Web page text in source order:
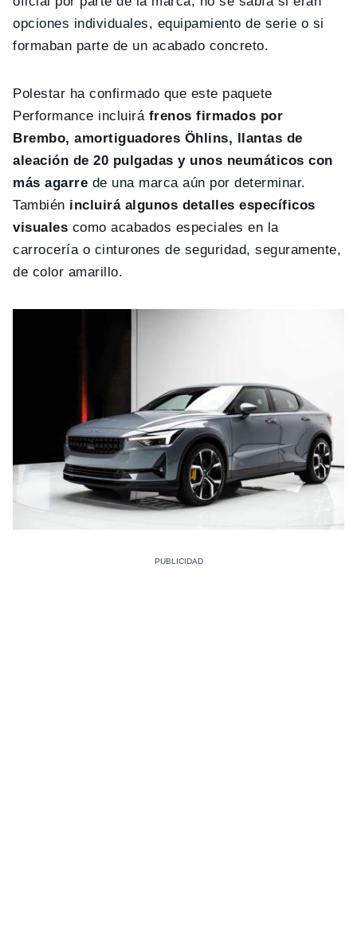
opciones individuales, equipamiento de serie o si
formaban parte de un acabado concreto.
Polestar ha confirmado que este paquete
Performance incluirá frenos firmados por
Brembo, amortiguadores Öhlins, llantas de
aleación de 20 pulgadas y unos neumáticos con
más agarre de una marca aún por determinar.
También incluirá algunos detalles específicos
visuales como acabados especiales en la
carrocería o cinturones de seguridad, seguramente,
de color amarillo.